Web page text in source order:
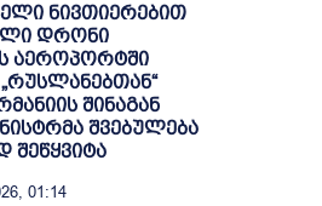
ნივთიერებით
დრონი
აეროპორტში
შინაგან
შვებულება
შეწყვიტა
01:14